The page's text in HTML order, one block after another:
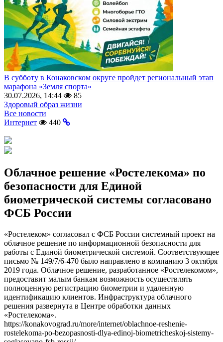
В субботу в Конаковском округе пройдет региональный этап
марафона «Земля спорта»
30.07.2026, 14:44
85
Здоровый образ жизни
Все новости
Интернет
440
Облачное решение «Ростелекома» по
безопасности для Единой
биометрической системы согласовано
ФСБ России
«Ростелеком» согласовал с ФСБ России системный проект на
облачное решение по информационной безопасности для
работы с Единой биометрической системой. Соответствующее
письмо № 149/7/6-470 было направлено в компанию 3 октября
2019 года. Облачное решение, разработанное «Ростелекомом»,
предоставит малым банкам возможность осуществлять
полноценную регистрацию биометрии и удаленную
идентификацию клиентов. Инфраструктура облачного
решения развернута в Центре обработки данных
«Ростелекома».
https://konakovograd.ru/more/internet/oblachnoe-reshenie-
rostelekoma-po-bezopasnosti-dlya-edinoj-biometricheskoj-sistemy-